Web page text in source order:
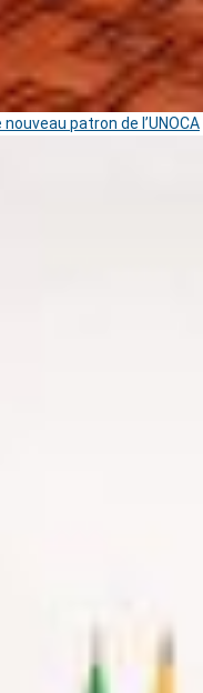
patron de l’UNOCA